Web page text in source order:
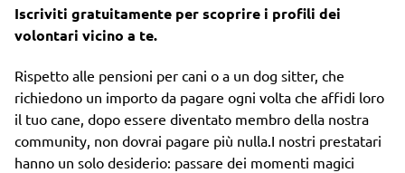
Iscriviti gratuitamente per scoprire i profili dei
volontari vicino a te.
Rispetto alle pensioni per cani o a un dog sitter, che
richiedono un importo da pagare ogni volta che affidi loro
il tuo cane, dopo essere diventato membro della nostra
community, non dovrai pagare più nulla.I nostri prestatari
hanno un solo desiderio: passare dei momenti magici